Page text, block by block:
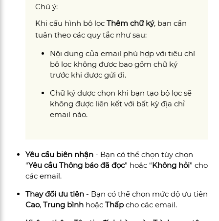
Chú ý:
Khi cấu hình bộ lọcThêm chữ ký, bạn cần
tuân theo các quy tắc như sau:
Nội dung của email phù hợp với tiêu chí
bộ lọc không được bao gồm chữ ký
trước khi được gửi đi.
Chữ ký được chọn khi bạn tạo bộ lọc sẽ
không được liên kết với bất kỳ địa chỉ
email nào.
Yêu cầu biên nhận - Bạn có thể chọn tùy chọn
“Yêu cầu Thông báo đã đọc” hoặc “Không hỏi” cho
các email.
Thay đổi ưu tiên - Bạn có thể chọn mức độ ưu tiên
Cao,Trung bình hoặcThấp cho các email.